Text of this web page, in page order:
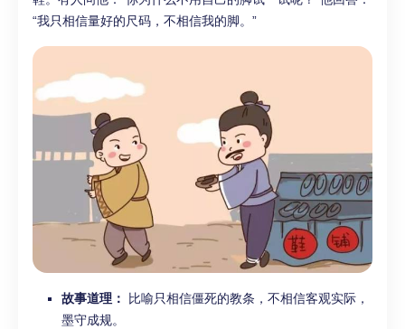
“我只相信量好的尺码，不相信我的脚。”
故事道理：
比喻只相信僵死的教条，不相信客观实际，
墨守成规。